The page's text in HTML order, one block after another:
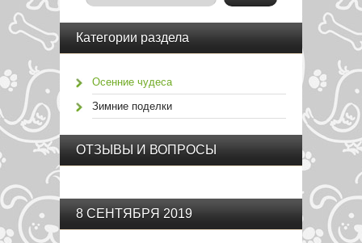
Категории раздела
Осенние чудеса
Зимние поделки
ОТЗЫВЫ И ВОПРОСЫ
8 СЕНТЯБРЯ 2019